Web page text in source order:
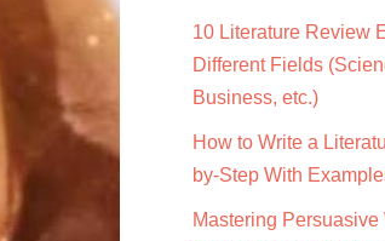
10 Literature Review
Different Fields
Business, etc.)
How to Write a
by-Step With
Mastering Persuasive